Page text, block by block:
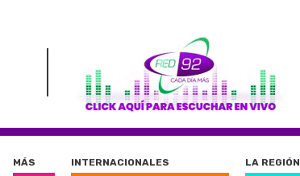
MÁS INTERNACIONALES LA REGIÓN